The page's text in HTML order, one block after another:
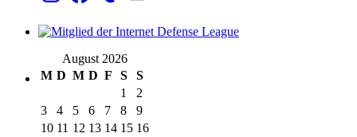
August 2026
M D M D F S
S
1
2
3
4 5 6 7 8
9
10 11 12 13 14 15 16